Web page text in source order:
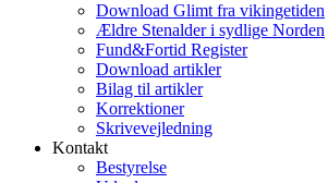
Download Glimt fra vikingetiden
Ældre Stenalder i sydlige Norden
Fund&Fortid Register
Download artikler
Bilag til artikler
Korrektioner
Skrivevejledning
Kontakt
Bestyrelse